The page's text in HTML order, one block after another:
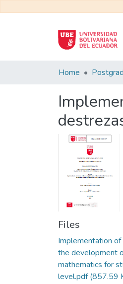
Home
Files
Implementation
the development
mathematics for
level.pdf(857.59